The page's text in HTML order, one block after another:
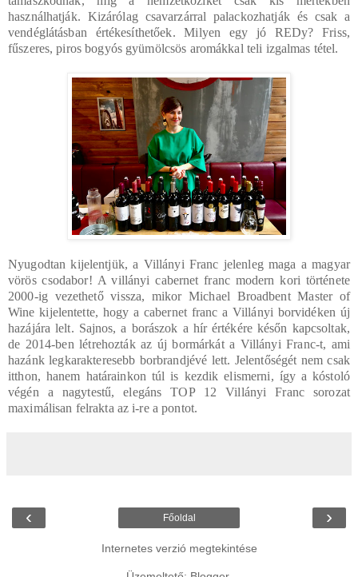
használhatják. Kizárólag csavarzárral palackozhatják és csak a
vendéglátásban értékesíthetőek. Milyen egy jó REDy? Friss,
fűszeres, piros bogyós gyümölcsös aromákkal teli izgalmas tétel.
Nyugodtan kijelentjük, a Villányi Franc jelenleg maga a magyar
vörös csodabor! A villányi cabernet franc modern kori története
2000-ig vezethető vissza, mikor Michael Broadbent Master of
Wine kijelentette, hogy a cabernet franc a Villányi borvidéken új
hazájára lelt. Sajnos, a borászok a hír értékére későn kapcsoltak,
de 2014-ben létrehozták az új bormárkát a Villányi Franc-t, ami
hazánk legkarakteresebb borbrandjévé lett. Jelentőségét nem csak
itthon, hanem határainkon túl is kezdik elismerni, így a kóstoló
végén a nagytestű, elegáns TOP 12 Villányi Franc sorozat
maximálisan felrakta az i-re a pontot.
‹ ›
Főoldal
Internetes verzió megtekintése